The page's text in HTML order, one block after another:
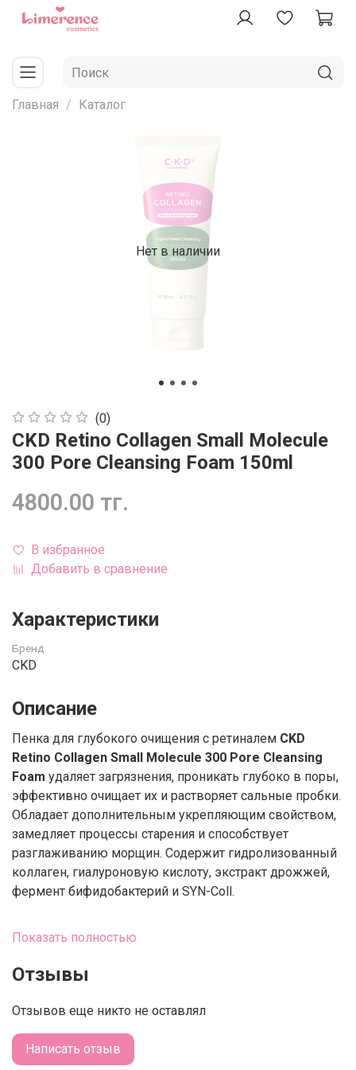
Главная Каталог
Нет в наличии
(0)
CKD Retino Collagen Small Molecule
300 Pore Cleansing Foam 150ml
4800.00 тг.
В избранное
Добавить в сравнение
Характеристики
Бренд
CKD
Описание
Пенка для глубокого очищения с ретиналем CKD
Retino Collagen Small Molecule 300 Pore Cleansing
Foam удаляет загрязнения, проникать глубоко в поры,
эффективно очищает их и растворяет сальные пробки.
Обладает дополнительным укрепляющим свойством,
замедляет процессы старения и способствует
разглаживанию морщин. Содержит гидролизованный
коллаген, гиалуроновую кислоту, экстракт дрожжей,
фермент бифидобактерий и SYN-Coll.
Бережно очищает, поддерживает оптимальный pH-
подавляет рост патогенных бактерий. Оказывает
раздражение и воспаление. Помогает сузить поры и
отшелушивает и разглаживает рельеф.
Показать полностью
Отзывы
Отзывов еще никто не оставлял
Написать отзыв